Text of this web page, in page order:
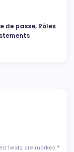
de passe, Rôles
fields are marked *